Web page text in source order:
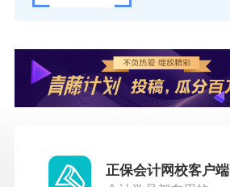
正保会计网校客户端